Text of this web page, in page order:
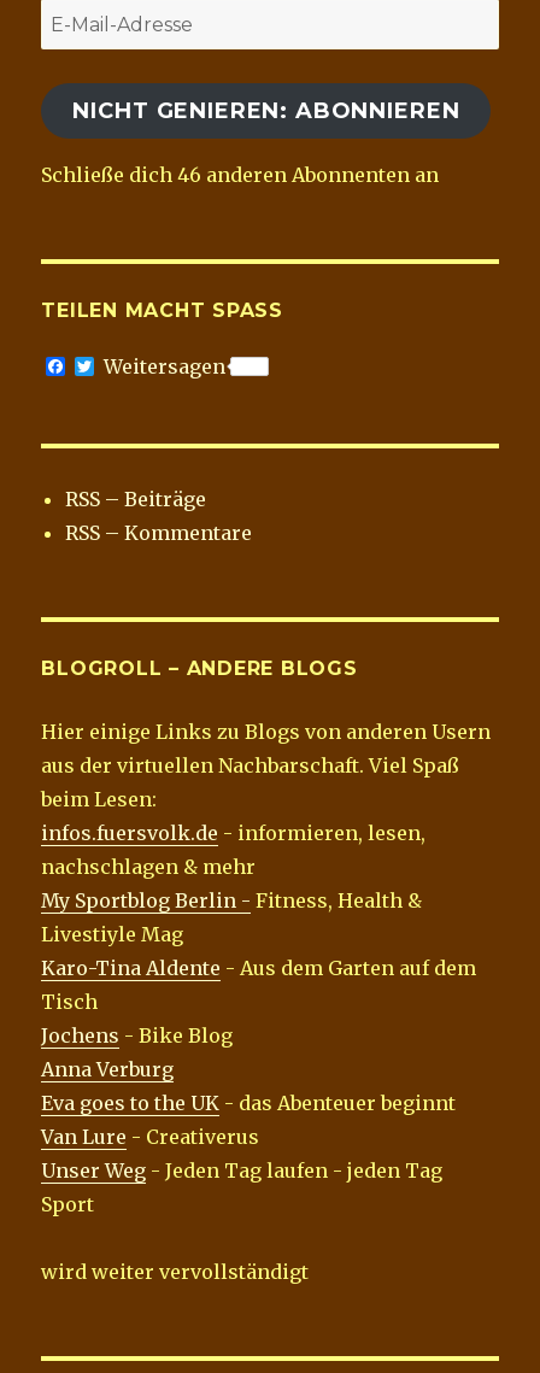
E-
Mail-
Adresse
NICHT GENIEREN: ABONNIEREN
Schließe dich 46 anderen Abonnenten an
TEILEN MACHT SPASS
F
b
k
T
t
Weitersagen
RSS – Beiträge
RSS – Kommentare
BLOGROLL – ANDERE BLOGS
Hier einige Links zu Blogs von anderen Usern
aus der virtuellen Nachbarschaft. Viel Spaß
beim Lesen:
infos.fuersvolk.de - informieren, lesen,
nachschlagen & mehr
My Sportblog Berlin - Fitness, Health &
Livestiyle Mag
Karo-Tina Aldente - Aus dem Garten auf dem
Tisch
Jochens - Bike Blog
Anna Verburg
Eva goes to the UK - das Abenteuer beginnt
Van Lure - Creativerus
Unser Weg - Jeden Tag laufen - jeden Tag
Sport
wird weiter vervollständigt